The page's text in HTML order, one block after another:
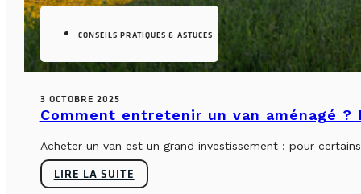
CONSEILS PRATIQUES & ASTUCES
3 OCTOBRE 2025
Comment entretenir un van aménagé
Acheter un van est un grand investissement : pour
LIRE LA SUITE